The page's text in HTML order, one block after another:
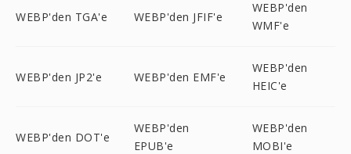
WEBP'den TGA'e WEBP'den JFIF'e
WEBP'den
WMF'e
WEBP'den JP2'e WEBP'den EMF'e
WEBP'den
HEIC'e
WEBP'den DOT'e
WEBP'den
EPUB'e
WEBP'den
MOBI'e